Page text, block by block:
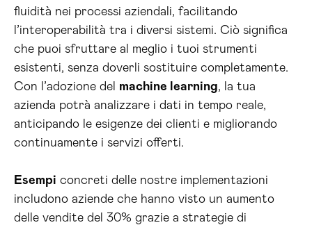
fluidità nei processi aziendali, facilitando
l’interoperabilità tra i diversi sistemi. Ciò significa
che puoi sfruttare al meglio i tuoi strumenti
esistenti, senza doverli sostituire completamente.
Con l’adozione del machine learning, la tua
azienda potrà analizzare i dati in tempo reale,
anticipando le esigenze dei clienti e migliorando
continuamente i servizi offerti.
Esempi concreti delle nostre implementazioni
includono aziende che hanno visto un aumento
delle vendite del 30% grazie a strategie di